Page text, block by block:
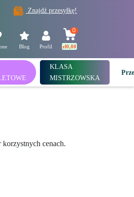
Znajdź przesyłkę!
Blog Profil
0
zł0,00
KLASA
MISTRZOWSKA
cenach.